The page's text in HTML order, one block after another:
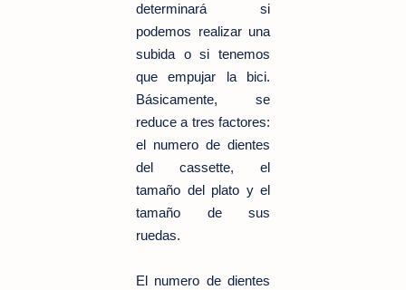
determinará si
podemos realizar una
subida o si tenemos
que empujar la bici.
Básicamente, se
reduce a tres factores:
el numero de dientes
del cassette, el
tamaño del plato y el
tamaño de sus
ruedas.
El numero de dientes